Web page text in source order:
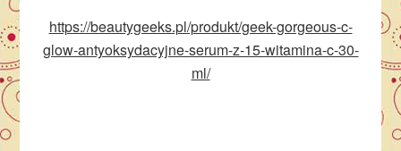
https://beautygeeks.pl/produkt/geek-gorgeous-c-
glow-antyoksydacyjne-serum-z-15-witamina-c-30-
ml/